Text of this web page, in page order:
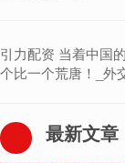
引力配资 当着中国
个比一个荒唐！_外
最新文章